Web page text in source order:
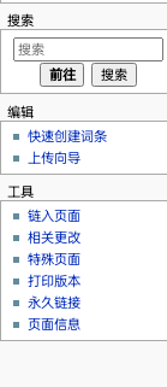
搜索
编辑
快速创建词条
上传向导
工具
链入页面
相关更改
特殊页面
打印版本
永久链接
页面信息